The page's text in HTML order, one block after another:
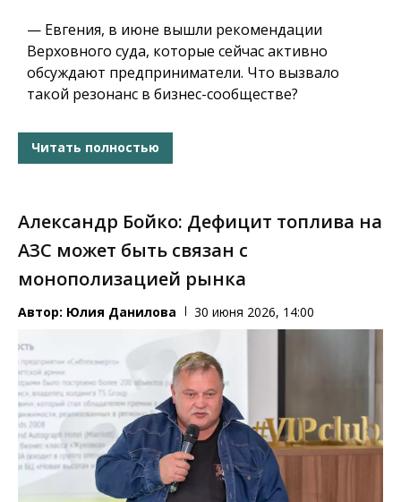
— Евгения, в июне вышли рекомендации
Верховного суда, которые сейчас активно
обсуждают предприниматели. Что вызвало
такой резонанс в бизнес-сообществе?
Читать полностью
Александр Бойко: Дефицит топлива на
АЗС может быть связан с
монополизацией рынка
Автор: Юлия Данилова 30 июня 2026, 14:00